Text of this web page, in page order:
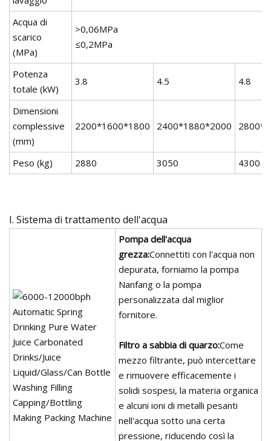
Acqua di
scarico
(MPa)
>0,06MPa
≤0,2MPa
Potenza
totale (kW)
3.8 4.5 4.8
Dimensioni
complessive
(mm)
2200*1600*1800 2400*1880*2000
Peso (kg) 2880 3050 4300
I. Sistema di trattamento dell'acqua
Pompa dell'acqua
grezza:Connettiti con l'acqua non
depurata, forniamo la pompa
Nanfang o la pompa
personalizzata dal miglior
fornitore.
Filtro a sabbia di quarzo:Come
mezzo filtrante, può intercettare
e rimuovere efficacemente i
solidi sospesi, la materia organica
e alcuni ioni di metalli pesanti
nell'acqua sotto una certa
pressione, riducendo così la